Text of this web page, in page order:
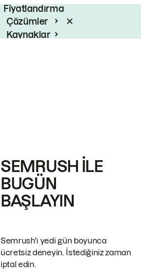
Fiyatlandırma
Çözümler
Kaynaklar
SEMRUSH ILE
BUGÜN
BAŞLAYIN
Semrush'ı yedi gün boyunca
ücretsiz deneyin. İstediğiniz zaman
iptal edin.